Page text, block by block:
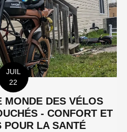
JUIL
22
MONDE DES VÉLOS
- CONFORT ET
POUR LA SANTÉ